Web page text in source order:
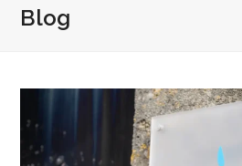
Blog